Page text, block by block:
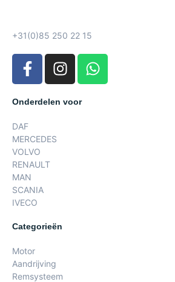
+31(0)85 250 22 15
Onderdelen voor
DAF
MERCEDES
VOLVO
RENAULT
MAN
SCANIA
IVECO
Categorieën
Motor
Aandrijving
Remsysteem